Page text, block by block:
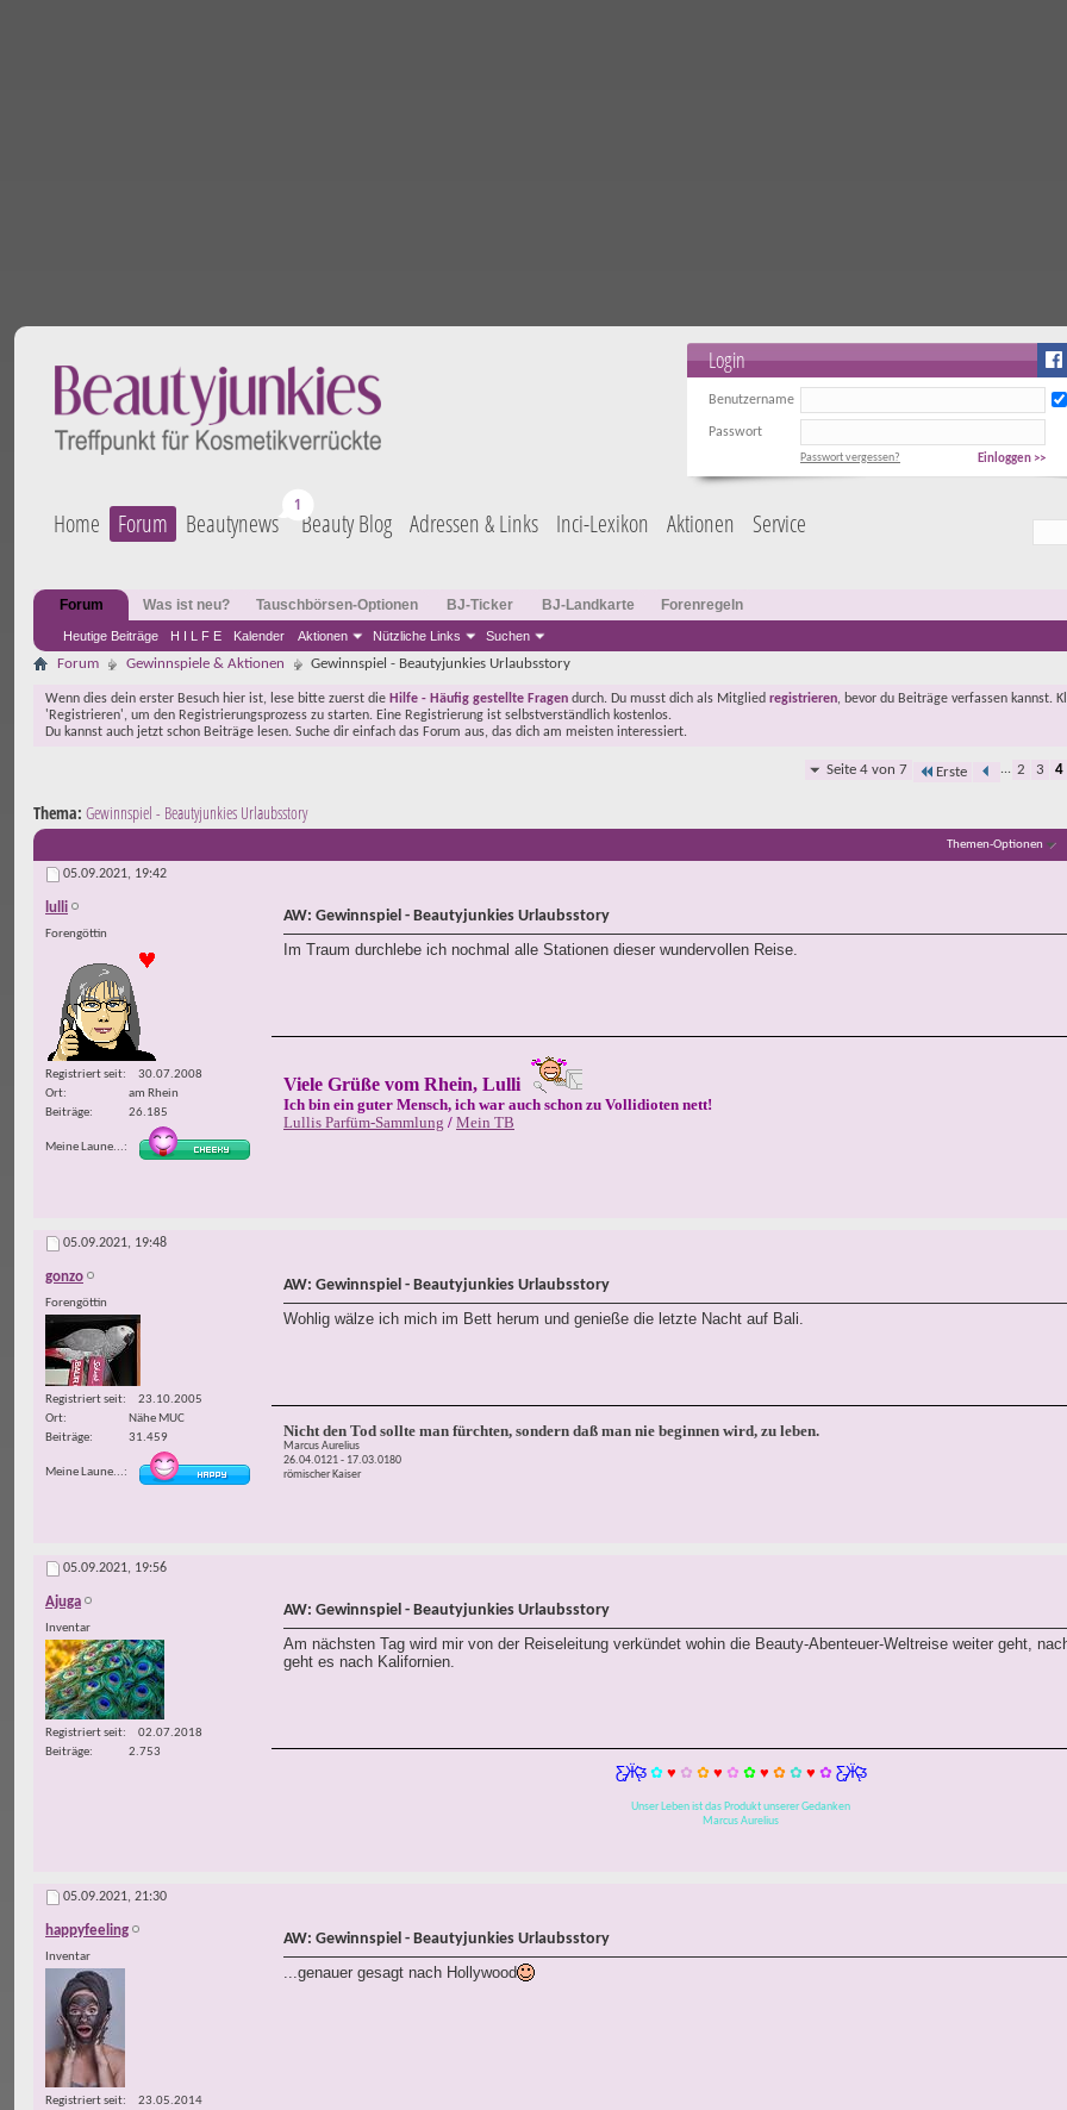
Login
Benutzername
Passwort
Einloggen >>
Passwort vergessen?
Home Forum Beautynews Beauty Blog Adressen & Links Inci-Lexikon Aktionen Service
Forum
Heutige Beiträge H I L F E Kalender Aktionen Nützliche Links Suchen
Was ist neu? Tauschbörsen-Optionen BJ-Ticker BJ-Landkarte Forenregeln
Forum Gewinnspiele & Aktionen Gewinnspiel - Beautyjunkies Urlaubsstory
Wenn dies dein erster Besuch hier ist, lese bitte zuerst die Hilfe - Häufig gestellte Fragen durch. Du musst dich als Mitglied registrieren, bevor du Beiträge verfassen kannst.
'Registrieren', um den Registrierungsprozess zu starten. Eine Registrierung ist selbstverständlich kostenlos.
Du kannst auch jetzt schon Beiträge lesen. Suche dir einfach das Forum aus, das dich am meisten interessiert.
Seite 4 von 7 Erste ... 2 3 4
Thema: Gewinnspiel - Beautyjunkies Urlaubsstory
Themen-Optionen
05.09.2021, 19:42
lulli
Forengöttin
Registriert seit
30.07.2008
Ort
am Rhein
Beiträge
26.185
Meine Laune...
AW: Gewinnspiel - Beautyjunkies Urlaubsstory
Im Traum durchlebe ich nochmal alle Stationen dieser wundervollen Reise.
Viele Grüße vom Rhein, Lulli
Ich bin ein guter Mensch, ich war auch schon zu Vollidioten nett!
Lullis Parfüm-Sammlung / Mein TB
05.09.2021, 19:48
gonzo
Forengöttin
Registriert seit
23.10.2005
Ort
Nähe MUC
Beiträge
31.459
Meine Laune...
AW: Gewinnspiel - Beautyjunkies Urlaubsstory
Wohlig wälze ich mich im Bett herum und genieße die letzte Nacht auf Bali.
Nicht den Tod sollte man fürchten, sondern daß man nie beginnen wird, zu leben.
Marcus Aurelius
26.04.0121 - 17.03.0180
römischer Kaiser
05.09.2021, 19:56
Ajuga
Inventar
Registriert seit
02.07.2018
Beiträge
2.753
AW: Gewinnspiel - Beautyjunkies Urlaubsstory
Am nächsten Tag wird mir von der Reiseleitung verkündet wohin die Beauty-Abenteuer-Weltreise weiter geht,
geht es nach Kalifornien.
Ƹ̵̡Ӝ̵̨̄Ʒ ✿ ♥ ✿ ✿ ♥ ✿ ✿ ♥ ✿ ✿ ♥ ✿ Ƹ̵̡Ӝ̵̨̄Ʒ
Unser Leben ist das Produkt unserer Gedanken
Marcus Aurelius
05.09.2021, 21:30
happyfeeling
Inventar
Registriert seit
23.05.2014
AW: Gewinnspiel - Beautyjunkies Urlaubsstory
...genauer gesagt nach Hollywood